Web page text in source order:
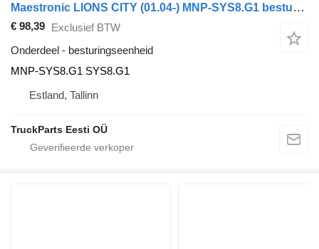
Maestronic LIONS CITY (01.04-) MNP-SYS8.G1 besturingseenheid voor MAN bus
€ 98,39 Exclusief BTW
Onderdeel - besturingseenheid
MNP-SYS8.G1 SYS8.G1
Estland, Tallinn
TruckParts Eesti OÜ